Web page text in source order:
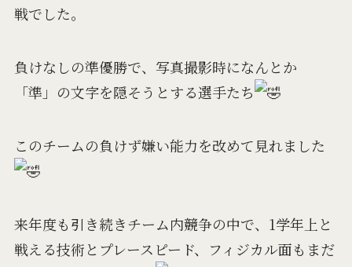
戦でした。
負けなしの準優勝で、写真撮影時になんとか
「準」の文字を隠そうとする選手たち
このチームの負けず嫌い能力を改めて見れました
来年度も引き続きチーム内競争の中で、1学年上と
戦える技術とプレースピード、フィジカル面もまだ